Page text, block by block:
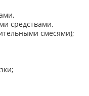
средствами,
смесями);